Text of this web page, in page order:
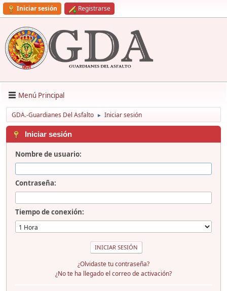
Iniciar sesión Registrarse
Menú Principal
GDA.-Guardianes Del Asfalto ► Iniciar sesión
Iniciar sesión
Nombre de usuario:
Contraseña:
Tiempo de conexión:
¿Olvidaste tu contraseña?
¿No te ha llegado el correo de activación?